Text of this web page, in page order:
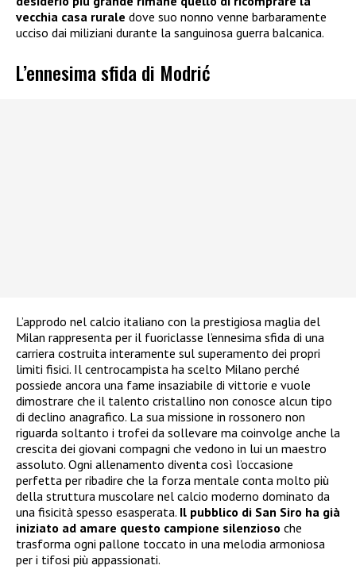
vecchia casa rurale dove suo nonno venne barbaramente
ucciso dai miliziani durante la sanguinosa guerra balcanica.
L’ennesima sfida di Modrić
L’approdo nel calcio italiano con la prestigiosa maglia del
Milan rappresenta per il fuoriclasse l’ennesima sfida di una
carriera costruita interamente sul superamento dei propri
limiti fisici. Il centrocampista ha scelto Milano perché
possiede ancora una fame insaziabile di vittorie e vuole
dimostrare che il talento cristallino non conosce alcun tipo
di declino anagrafico. La sua missione in rossonero non
riguarda soltanto i trofei da sollevare ma coinvolge anche la
crescita dei giovani compagni che vedono in lui un maestro
assoluto. Ogni allenamento diventa così l’occasione
perfetta per ribadire che la forza mentale conta molto più
della struttura muscolare nel calcio moderno dominato da
una fisicità spesso esasperata. Il pubblico di San Siro ha già
iniziato ad amare questo campione silenzioso che
trasforma ogni pallone toccato in una melodia armoniosa
per i tifosi più appassionati.